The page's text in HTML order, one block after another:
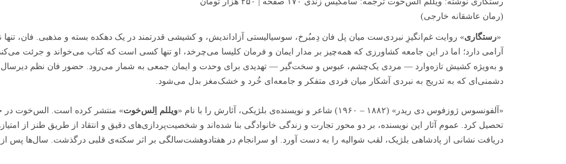
(رمان عاشقانه خارجی)
«رستگاری» روایت غم‌انگیزِ نبردی‌ست میان پل فان دِمبُرخ، سوسیالیستی آزاداندیش، و کشیشی قدرتمند در یک دهکده بسته و مذهبی. فان،
آرامی دارد؛ اما در این جامعه کشاورزی که همه‌چیز بر مدار ایمان و فرمان کلیسا می‌چرخد، او تنها کسی است که کتاب می‌خواند و جرئت
و به‌ویژه کشیش تازه‌وارد — مردی یک‌چشم، عبوس و سخت‌گیر — تهدیدی برای وحدت و ایمان جمعی به شمار می‌رود. حضور فان نظم دیرسال
دشمنی‌ای که به تدریج به نبردی آشکار میان فردی متفکر و جامعه‌ای خُرد و خشک‌مغز بدل می‌شود.
«آلفونسوس ژوزفوس دی ریدر» (۱۸۸۲ – ۱۹۶۰) شاعر و نویسنده‌ی بلژیکی، آثارش را با نام « ویللم اِلس‌خوت» منتشر کرده است. الس‌خوت در
دریافت نشانی از پادشاهی بلژیک، لقب شوالیه را به دست آورد. او سرانجام در هفتادوهشت‌سالگی بر اثر سکته‌ی قلبی درگذشت. سال‌ها پس